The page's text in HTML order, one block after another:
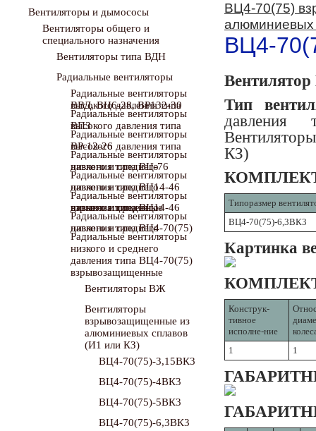
Вентиляторы и дымососы
Вентиляторы общего и
специального назначения
Вентиляторы типа ВДН
Радиальные вентиляторы
Радиальные вентиляторы
Радиальные вентиляторы
Радиальные вентиляторы
Радиальные вентиляторы
Радиальные вентиляторы
Радиальные вентиляторы
Радиальные вентиляторы
Радиальные вентиляторы
низкого и среднего
давления типа ВЦ4-70(75)
взрывозащищенные
Вентиляторы ВЖ
Вентиляторы
взрывозащищенные из
алюминиевых сплавов
(И1 или КЗ)
ВЦ4-70(75)-3,15ВК3
ВЦ4-70(75)-4ВК3
ВЦ4-70(75)-5ВК3
ВЦ4-70(75)-6,3ВК3
ВЦ4-70(75)
алюминиевых
ВЦ4-
Тип
КЗ)
Типоразмер
ВЦ4-70(75)-6,3ВК3
Картинка
Конструк-
тивное
исполне-ние
1
1